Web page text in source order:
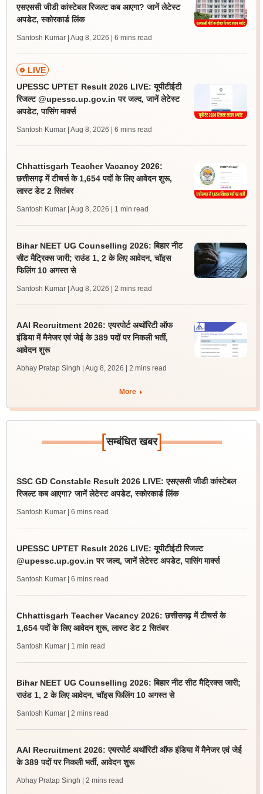
एसएससी जीडी कांस्टेबल रिजल्ट कब आएगा? जानें लेटेस्ट
अपडेट, स्कोरकार्ड लिंक
Santosh Kumar | Aug 8, 2026 | 6 mins read
LIVE
UPESSC UPTET Result 2026 LIVE: यूपीटीईटी
रिजल्ट @upessc.up.gov.in पर जल्द, जानें लेटेस्ट
अपडेट, पासिंग मार्क्स
Santosh Kumar | Aug 8, 2026 | 6 mins read
Chhattisgarh Teacher Vacancy 2026:
छत्तीसगढ़ में टीचर्स के 1,654 पदों के लिए आवेदन शुरू,
लास्ट डेट 2 सितंबर
Santosh Kumar | Aug 8, 2026 | 1 min read
Bihar NEET UG Counselling 2026: बिहार नीट
सीट मैट्रिक्स जारी; राउंड 1, 2 के लिए आवेदन, चॉइस
फिलिंग 10 अगस्त से
Santosh Kumar | Aug 8, 2026 | 2 mins read
AAI Recruitment 2026: एयरपोर्ट अथॉरिटी ऑफ
इंडिया में मैनेजर एवं जेई के 389 पदों पर निकली भर्ती,
आवेदन शुरू
Abhay Pratap Singh | Aug 8, 2026 | 2 mins read
More
[सम्बंधित खबर]
SSC GD Constable Result 2026 LIVE: एसएससी जीडी कांस्टेबल
रिजल्ट कब आएगा? जानें लेटेस्ट अपडेट, स्कोरकार्ड लिंक
Santosh Kumar | 6 mins read
UPESSC UPTET Result 2026 LIVE: यूपीटीईटी रिजल्ट
@upessc.up.gov.in पर जल्द, जानें लेटेस्ट अपडेट, पासिंग मार्क्स
Santosh Kumar | 6 mins read
Chhattisgarh Teacher Vacancy 2026: छत्तीसगढ़ में टीचर्स के
1,654 पदों के लिए आवेदन शुरू, लास्ट डेट 2 सितंबर
Santosh Kumar | 1 min read
Bihar NEET UG Counselling 2026: बिहार नीट सीट मैट्रिक्स जारी;
राउंड 1, 2 के लिए आवेदन, चॉइस फिलिंग 10 अगस्त से
Santosh Kumar | 2 mins read
AAI Recruitment 2026: एयरपोर्ट अथॉरिटी ऑफ इंडिया में मैनेजर एवं जेई
के 389 पदों पर निकली भर्ती, आवेदन शुरू
Abhay Pratap Singh | 2 mins read